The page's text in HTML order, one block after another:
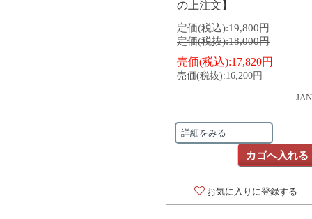
の上注文】
定価(税込):19,800円
定価(税抜):18,000円
売価(税込):17,820円
売価(税抜):16,200円
詳細をみる
カゴへ入れる
お気に入りに登録する